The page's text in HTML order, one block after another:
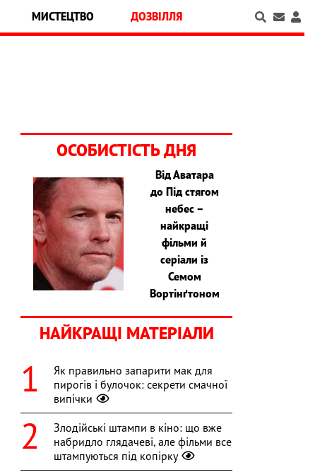
МИСТЕЦТВО ДОЗВІЛЛЯ
ОСОБИСТІСТЬ ДНЯ
Від Аватара
до Під стягом
небес –
найкращі
фільми й
серіали із
Семом
Вортінґтоном
НАЙКРАЩІ МАТЕРІАЛИ
Як правильно запарити мак для
пирогів і булочок: секрети смачної
випічки
Злодійські штампи в кіно: що вже
набридло глядачеві, але фільми все
штампуються під копірку